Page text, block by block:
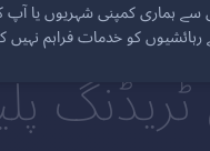
ٹریڈنگ
سے ہماری کمپنی شہریوں یا آپ
رہائشیوں کو خدمات فراہم نہیں